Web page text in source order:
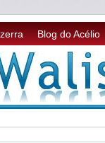
Blog do Acélio